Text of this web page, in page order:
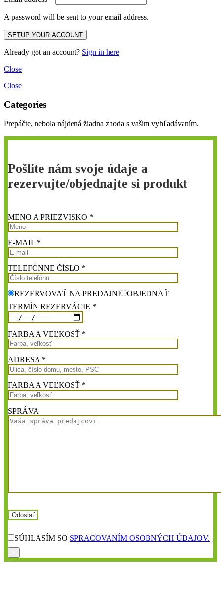
A password will be sent to your email address.
Already got an account? Sign in here
Close
Close
Categories
Prepáčte, nebola nájdená žiadna zhoda s vašim vyhľadávaním.
Pošlite nám svoje údaje a
rezervujte/objednajte si produkt
MENO A PRIEZVISKO *
E-MAIL *
TELEFÓNNE ČÍSLO *
REZERVOVAŤ NA PREDAJNI
OBJEDNAŤ
TERMÍN REZERVÁCIE *
FARBA A VEĽKOSŤ *
ADRESA *
FARBA A VEĽKOSŤ *
SPRÁVA
SÚHLASÍM SO SPRACOVANÍM OSOBNÝCH ÚDAJOV.